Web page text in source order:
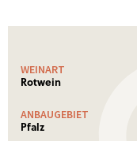
WEINART
Rotwein
ANBAUGEBIET
Pfalz